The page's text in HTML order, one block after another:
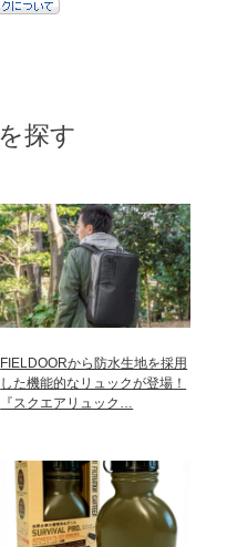
探す
FIELDOORから防水生地を採用
した機能的なリュックが登場！
『スクエアリュック…